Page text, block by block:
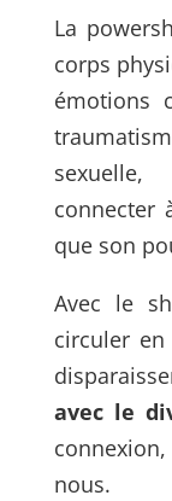
La
corps
émotions
connecter
que son
Avec le
circuler
avec le
nous.